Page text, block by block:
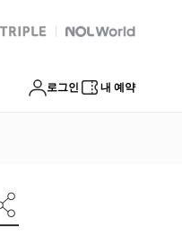
트리플 Global Interpark
로그인 내 예약